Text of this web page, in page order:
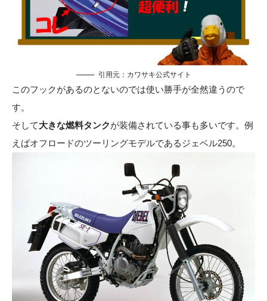
引用元： カワサキ公式サイト
このフックがあるのとないのでは使い勝手が全然違うので
す。
そして大きな燃料タンクが装備されている事も多いです。例
えばオフロードのツーリングモデルであるジェベル250。